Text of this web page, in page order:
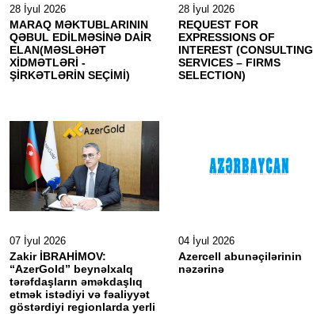
28 İyul 2026
MARAQ MƏKTUBLARININ
QƏBUL EDİLMƏSİNƏ DAİR
ELAN(MƏSLƏHƏT
XİDMƏTLƏRİ -
ŞİRKƏTLƏRİN SEÇİMİ)
28 İyul 2026
REQUEST FOR
EXPRESSIONS OF
INTEREST (CONSULTING
SERVICES – FIRMS
SELECTION)
07 İyul 2026
Zakir İBRAHİMOV:
“AzerGold” beynəlxalq
tərəfdaşların əməkdaşlıq
etmək istədiyi və fəaliyyət
göstərdiyi regionlarda yerli
04 İyul 2026
Azercell abunəçilərinin
nəzərinə